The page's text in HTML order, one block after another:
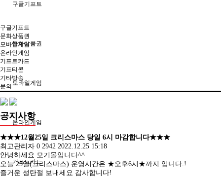
구글기프트
문화상품권
모바일게임
온라인게임
기프트카드
구글기프트
문화상품권
모바일게임
온라인게임
기프트카드
기프티콘
기타방송
문의
공지사항
★★★12월25일 크리스마스 당일 6시 마감합니다★★★
최고관리자 0 2942 2022.12.25 15:18
안녕하세요 모기몰입니다^^
오늘 25일(크리스마스) 운영시간은 ★오후6시★까지 입니다.!
즐거운 성탄절 보내세요 감사합니다!